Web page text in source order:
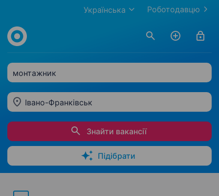
Роботодавцю
Українська
монтажник
Івано-Франківськ
Знайти вакансії
Підібрати